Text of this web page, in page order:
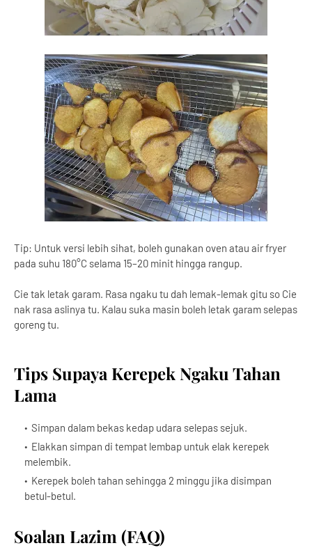
Tip: Untuk versi lebih sihat, boleh gunakan oven atau air fryer
pada suhu 180°C selama 15–20 minit hingga rangup.
Cie tak letak garam. Rasa ngaku tu dah lemak-lemak gitu so Cie
nak rasa aslinya tu. Kalau suka masin boleh letak garam selepas
goreng tu.
Tips Supaya Kerepek Ngaku Tahan
Lama
Simpan dalam bekas kedap udara selepas sejuk.
Elakkan simpan di tempat lembap untuk elak kerepek
melembik.
Kerepek boleh tahan sehingga 2 minggu jika disimpan
betul-betul.
Soalan Lazim (FAQ)